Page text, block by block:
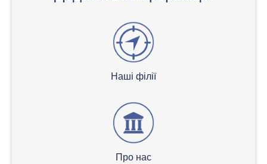
Наші філії
Про нас